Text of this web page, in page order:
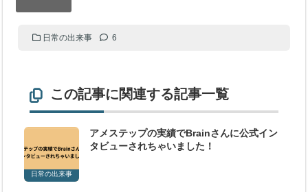
日常の出来事 6
この記事に関連する記事一覧
日常の出来事
アメステップの実績でBrainさんに公式イン
タビューされちゃいました！